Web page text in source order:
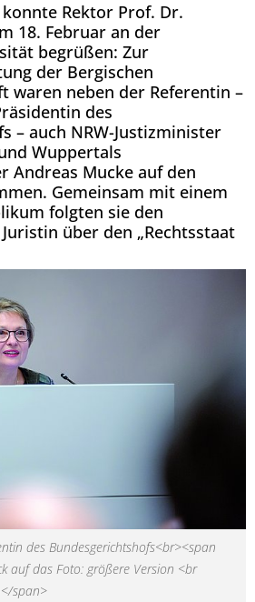
Rektor Prof. Dr.
18. Februar an der
begrüßen: Zur
der Bergischen
waren neben der Referentin –
des
– auch NRW-Justizminister
Wuppertals
Andreas Mucke auf den
Gemeinsam mit einem
folgten sie den
über den „Rechtsstaat
des Bundesgerichtshofs<br><span
auf das Foto: größere Version <br
span>